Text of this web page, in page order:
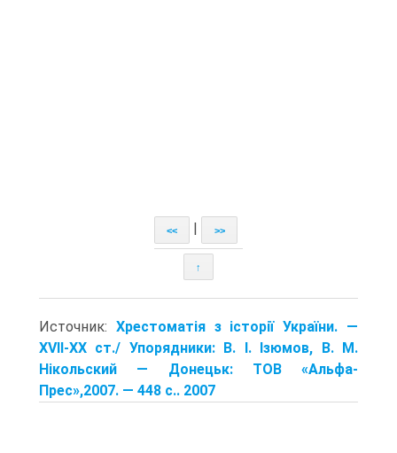
<< >>
↑
Источник: Хрестоматія з історії України. —
XVII-XX ст./ Упорядники: В. І. Ізюмов, В. М.
Нікольский — Донецьк: TOB «Альфа-
Прес»,2007. — 448 с.. 2007